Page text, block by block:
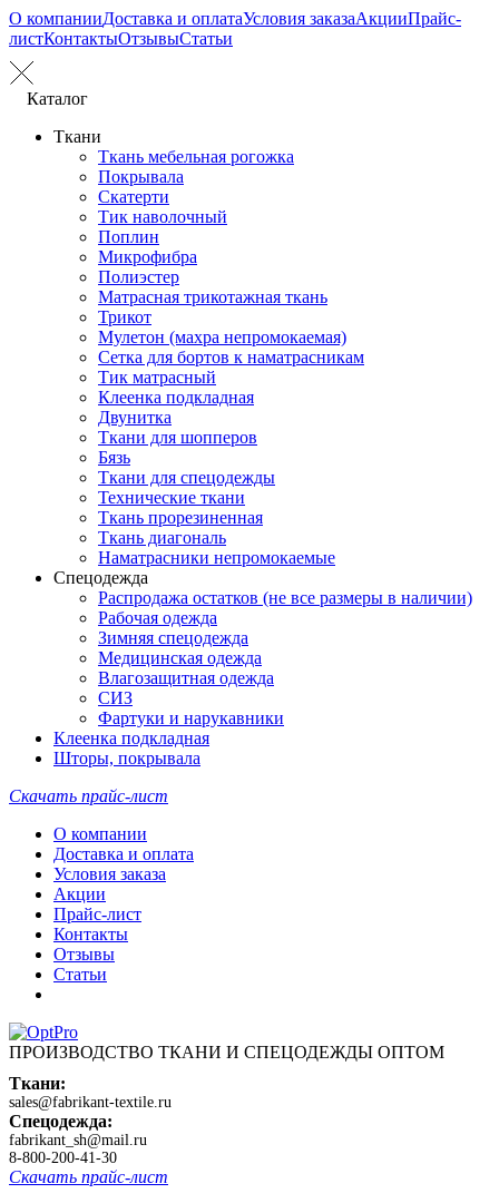
О компанииДоставка и оплатаУсловия заказаАкцииПрайс-
листКонтактыОтзывыСтатьи
Каталог
Ткани
Ткань мебельная рогожка
Покрывала
Скатерти
Тик наволочный
Поплин
Микрофибра
Полиэстер
Матрасная трикотажная ткань
Трикот
Мулетон (махра непромокаемая)
Сетка для бортов к наматрасникам
Тик матрасный
Клеенка подкладная
Двунитка
Ткани для шопперов
Бязь
Ткани для спецодежды
Технические ткани
Ткань прорезиненная
Ткань диагональ
Наматрасники непромокаемые
Спецодежда
Распродажа остатков (не все размеры в наличии)
Рабочая одежда
Зимняя спецодежда
Медицинская одежда
Влагозащитная одежда
СИЗ
Фартуки и нарукавники
Клеенка подкладная
Шторы, покрывала
Скачать прайс-лист
О компании
Доставка и оплата
Условия заказа
Акции
Прайс-лист
Контакты
Отзывы
Статьи
ПРОИЗВОДСТВО ТКАНИ И СПЕЦОДЕЖДЫ ОПТОМ
Ткани:
sales@fabrikant-textile.ru
Спецодежда:
fabrikant_sh@mail.ru
8-800-200-41-30
Скачать прайс-лист